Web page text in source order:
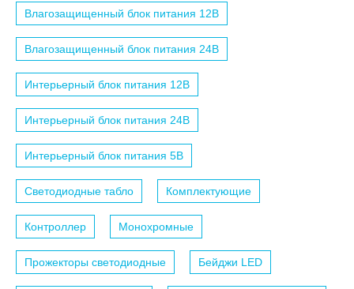
Влагозащищенный блок питания 12B
Влагозащищенный блок питания 24B
Интерьерный блок питания 12B
Интерьерный блок питания 24B
Интерьерный блок питания 5B
Светодиодные табло Комплектующие
Контроллер Монохромные
Прожекторы светодиодные Бейджи LED